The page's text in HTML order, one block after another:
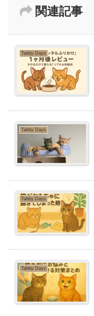
関連記事
Tabby Days
Tabby Days
Tabby Days
Tabby Days